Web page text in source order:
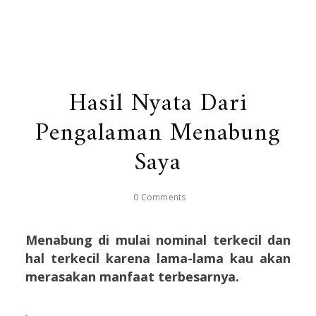
Hasil Nyata Dari
Pengalaman Menabung
Saya
0 Comments
Menabung di mulai nominal terkecil dan
hal terkecil karena lama-lama kau akan
merasakan manfaat terbesarnya.